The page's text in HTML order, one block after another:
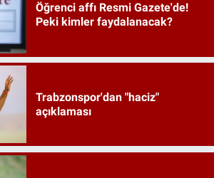
Öğrenci affı Resmi Gazete'de!
Peki kimler faydalanacak?
Trabzonspor'dan "haciz"
açıklaması